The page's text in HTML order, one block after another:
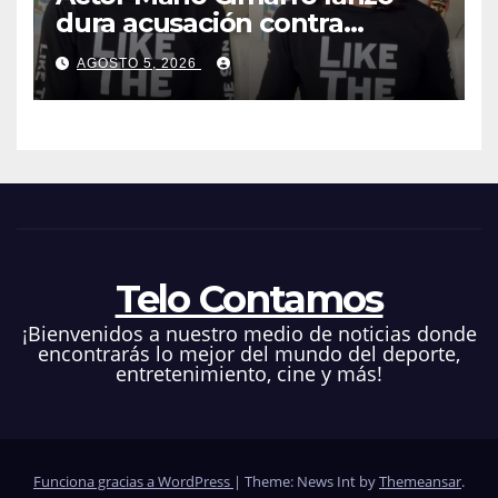
dura acusación contra
Telemundo y advirtió que lo
que hacen en su contra es
ilegal en EEUU
AGOSTO 5, 2026
Telo Contamos
¡Bienvenidos a nuestro medio de noticias donde
encontrarás lo mejor del mundo del deporte,
entretenimiento, cine y más!
Funciona gracias a WordPress | Theme: News Int byThemeansar.